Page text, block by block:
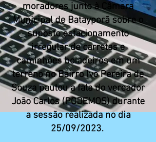
moradores junto à Câmara
Municipal de Batayporã sobre o
suposto estacionamento
irregular de carretas e
caminhões boiadeiros em um
terreno no Bairro Ivo Pereira de
Souza pautou a fala do vereador
João Carlos (PODEMOS) durante
a sessão realizada no dia
25/09/2023.